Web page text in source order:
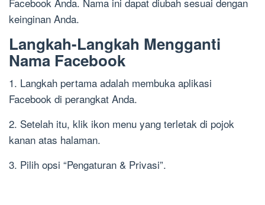
keinginan Anda.
Langkah-Langkah Mengganti
Nama Facebook
1. Langkah pertama adalah membuka aplikasi
Facebook di perangkat Anda.
2. Setelah itu, klik ikon menu yang terletak di pojok
kanan atas halaman.
3. Pilih opsi “Pengaturan & Privasi”.